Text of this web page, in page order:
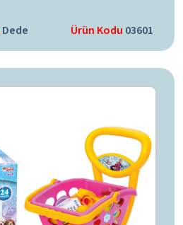
Dede Ürün Kodu 03601